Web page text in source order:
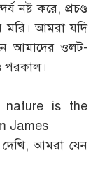
নষ্ট করে, প্রচণ্ড
মরি। আমরা যদি
আমাদের ওলট-
পরকাল।
nature is the
James
আমরা যেন